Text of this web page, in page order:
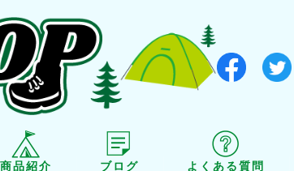
商品紹介 ブログ よくある質問